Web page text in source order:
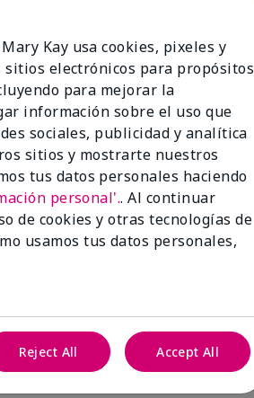
4 estrellas
1 estrella
Kay usa cookies, pixeles y
electrónicos para propósitos
para mejorar la
información sobre el uso que
sociales, publicidad y analítica
sitios y mostrarte nuestros
tus datos personales haciendo
personal'.. Al continuar
de cookies y otras tecnologías de
usamos tus datos personales,
Reject All Accept All